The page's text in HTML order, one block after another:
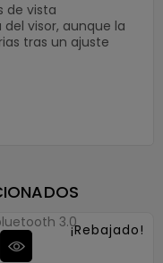
de vista
visor, aunque la
tras un ajuste
¡Rebajado!